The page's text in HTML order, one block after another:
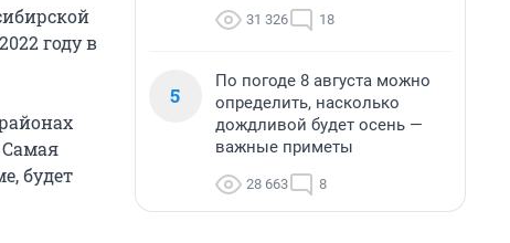
году в
Самая
будет
31 326 18
5
По погоде 8 августа можно
определить, насколько
дождливой будет осень —
важные приметы
28 663 8